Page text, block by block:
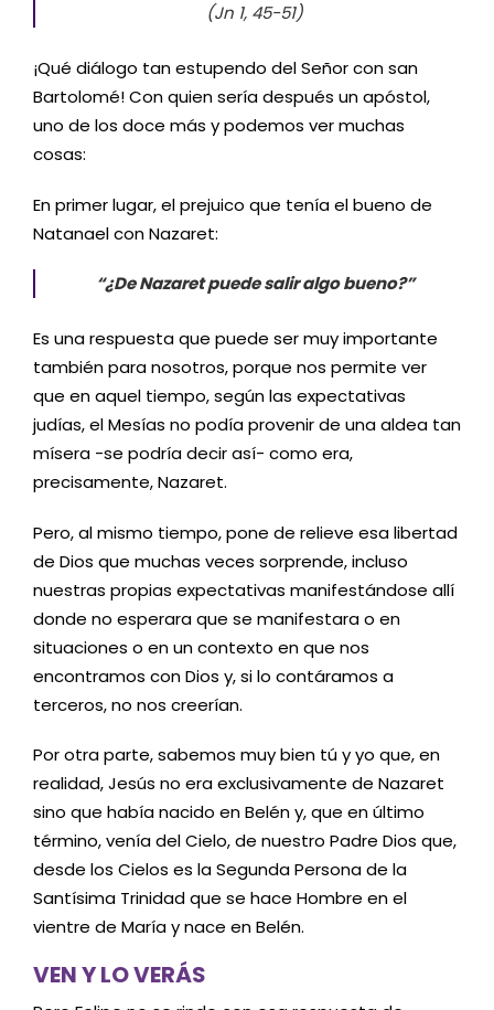
(Jn 1, 45-51)
¡Qué diálogo tan estupendo del Señor con san
Bartolomé! Con quien sería después un apóstol,
uno de los doce más y podemos ver muchas
cosas:
En primer lugar, el prejuico que tenía el bueno de
Natanael con Nazaret:
“¿De Nazaret puede salir algo bueno?”
Es una respuesta que puede ser muy importante
también para nosotros, porque nos permite ver
que en aquel tiempo, según las expectativas
judías, el Mesías no podía provenir de una aldea tan
mísera -se podría decir así- como era,
precisamente, Nazaret.
Pero, al mismo tiempo, pone de relieve esa libertad
de Dios que muchas veces sorprende, incluso
nuestras propias expectativas manifestándose allí
donde no esperara que se manifestara o en
situaciones o en un contexto en que nos
encontramos con Dios y, si lo contáramos a
terceros, no nos creerían.
Por otra parte, sabemos muy bien tú y yo que, en
realidad, Jesús no era exclusivamente de Nazaret
sino que había nacido en Belén y, que en último
término, venía del Cielo, de nuestro Padre Dios que,
desde los Cielos es la Segunda Persona de la
Santísima Trinidad que se hace Hombre en el
vientre de María y nace en Belén.
VEN Y LO VERÁS